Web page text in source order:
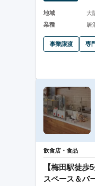
地域
大
業種
居
事業譲渡 専
飲食店・食品
【梅田駅徒歩
スペース＆バーの譲渡